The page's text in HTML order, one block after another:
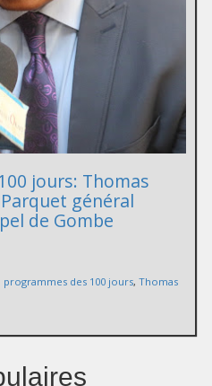
jours: Thomas
général
de Gombe
programmes des 100 jours, Thomas